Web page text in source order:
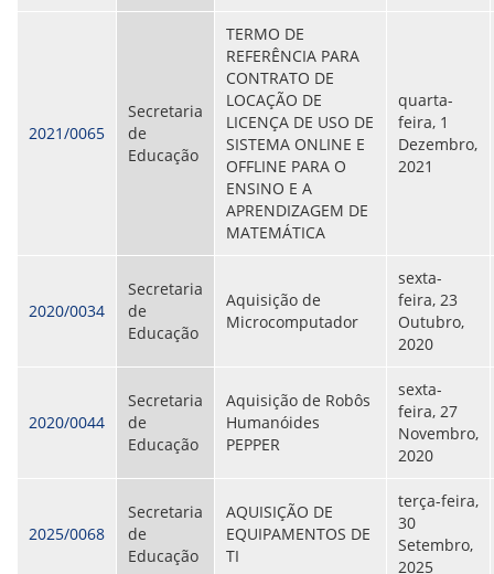
2021/0065
Secretaria
de
Educação
TERMO DE
REFERÊNCIA PARA
CONTRATO DE
LOCAÇÃO DE
LICENÇA DE USO DE
SISTEMA ONLINE E
OFFLINE PARA O
ENSINO E A
APRENDIZAGEM DE
MATEMÁTICA
quarta-
feira, 1
Dezembro,
2021
2020/0034
Secretaria
de
Educação
Aquisição de
Microcomputador
sexta-
feira, 23
Outubro,
2020
2020/0044
Secretaria
de
Educação
Aquisição de Robôs
Humanóides
PEPPER
sexta-
feira, 27
Novembro,
2020
2025/0068
Secretaria
de
Educação
AQUISIÇÃO DE
EQUIPAMENTOS DE
TI
terça-feira,
30
Setembro,
2025